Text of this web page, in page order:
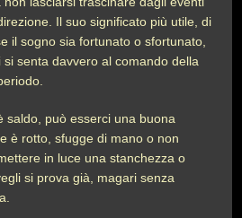
Il suo significato più utile, di
il sogno sia fortunato o sfortunato,
senta davvero al comando della
saldo, può esserci una buona
è rotto, sfugge di mano o non
in luce una stanchezza o
si prova già, magari senza